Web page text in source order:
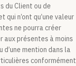
du Client ou de
n’ont qu’une valeur
ne pourra créer
aux présentes à moins
d’une mention dans la
conformément